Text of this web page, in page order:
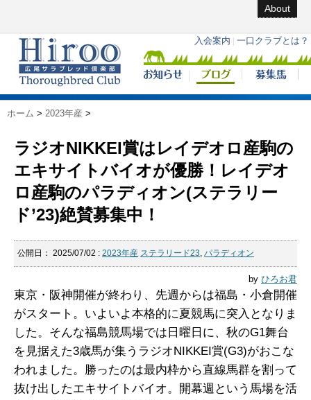
About
ホーム > 2023年産 >
ラジオNIKKEI賞はレイデオロ産駒の
エキサイトバイオが優勝！レイデオ
ロ産駒のパラディオン(ステラリー
ド’23)絶賛募集中！
公開日： 2025/07/02 : 2023年産 ステラリード23, パラディオン
by ひろお君
東京・阪神開催が終わり、先週からは福島・小倉開催
がスタート。いよいよ本格的に夏競馬に突入となりま
した。そんな福島競馬場では日曜日に、秋のG1舞台
を見据えた3歳馬が集うラジオNIKKEI賞(G3)がおこな
われました。勝ったのは最内枠から直線馬群を割って
抜け出したエキサイトバイオ。開幕週という馬場を活